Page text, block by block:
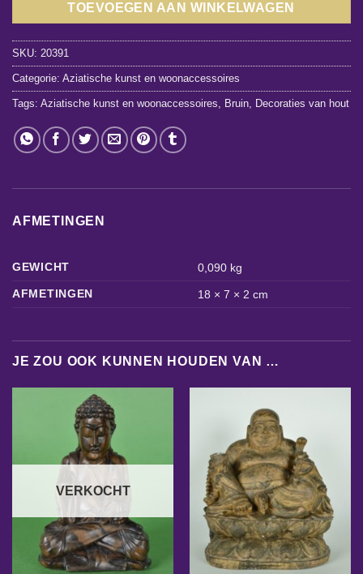
TOEVOEGEN AAN WINKELWAGEN
SKU: 20391
Categorie: Aziatische kunst en woonaccessoires
Tags: Aziatische kunst en woonaccessoires Bruin Decoraties van hout
AFMETINGEN
GEWICHT
0,090 kg
AFMETINGEN
18 × 7 × 2 cm
JE ZOU OOK KUNNEN HOUDEN VAN …
VERKOCHT